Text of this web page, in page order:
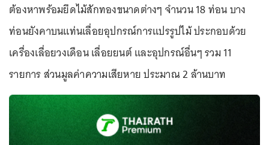
ต้องหาพร้อมยึดไม้สักทองขนาดต่างๆ จำนวน 18 ท่อน บาง
ท่อนยังคาบนแท่นเลื่อยอุปกรณ์การแปรรูปไม้ ประกอบด้วย
เครื่องเลื่อยวงเดือน เลื่อยยนต์ และอุปกรณ์อื่นๆ รวม 11
รายการ ส่วนมูลค่าความเสียหาย ประมาณ 2 ล้านบาท